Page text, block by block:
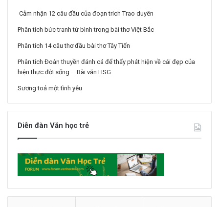
Cảm nhận 12 câu đầu của đoạn trích Trao duyên
Phân tích bức tranh tứ bình trong bài thơ Việt Bắc
Phân tích 14 câu thơ đầu bài thơ Tây Tiến
Phân tích Đoàn thuyền đánh cá để thấy phát hiện về cái đẹp của
hiện thực đời sống – Bài văn HSG
Sương toả một tình yêu
Diễn đàn Văn học trẻ